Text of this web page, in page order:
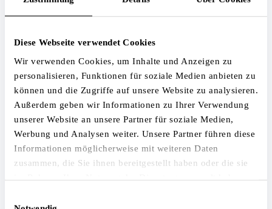
Diese Webseite verwendet Cookies
Wir verwenden Cookies, um Inhalte und Anzeigen zu
personalisieren, Funktionen für soziale Medien anbieten zu
können und die Zugriffe auf unsere Website zu analysieren.
Außerdem geben wir Informationen zu Ihrer Verwendung
unserer Website an unsere Partner für soziale Medien,
Werbung und Analysen weiter. Unsere Partner führen diese
Informationen möglicherweise mit weiteren Daten
zusammen, die Sie ihnen bereitgestellt haben oder die sie
Spezifikationen
Substanz
beta-Nicotinamid-Mononukleotid (NMN)
Alternativbezeichnung
Nicotinamid Mononukleotid, β-NMN, Nicotinamide
CAS-Nummer
1094-61-7
Molekulargewicht